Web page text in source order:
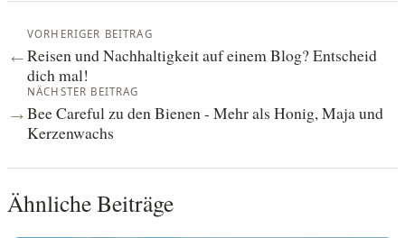
←
VORHERIGER BEITRAG
Reisen und Nachhaltigkeit auf einem Blog? Entscheid
dich mal!
NÄCHSTER BEITRAG
Bee Careful zu den Bienen - Mehr als Honig, Maja und
Kerzenwachs
→
Ähnliche Beiträge